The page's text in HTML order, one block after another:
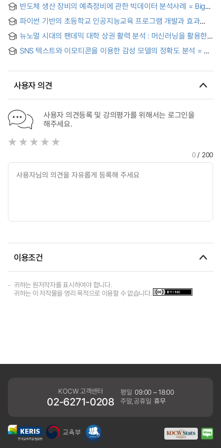
review and machine learning
반도체 생산 장비의 예측정비에 관한 빅데이터 분석사례 = Big
semiconductor processing equipment
파이썬 기반의 초등학교 인공지능교육 프로그램 개발과 효과
and Effectiveness of Python-based Artificial Intelligence
Education Program in Elementary Schools: Focusing on
Machine Learning
뉴노멀 시대의 팬데믹 대학 상권 활력 분석 : 머신러닝을 활용한
in the Pandemic New Normal : Machine Learning Approach
SNS 텍스트와 이모티콘을 이용한 감성 모델의 정확도 분석 = An
사용자 의견
사용자 의견등록 및 강의평가를 위해서는 로그인을
해주세요.
0/ 200
이용조건
귀하는 원저작자를 표시하여야 합니다.
귀하는 이 저작물을 영리 목적으로 이용할 수 없습니다.
KOCW 고객센터
02-6271-0208
평일 09:00 ~ 18:00
주말,공휴일 휴무